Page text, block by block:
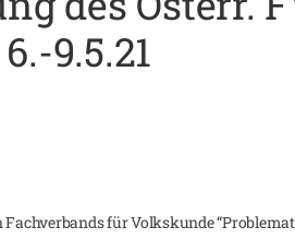
9.5.21
für Volkskunde